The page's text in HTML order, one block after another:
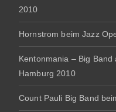
2010
Hornstrom beim Jazz
Kentonmania – Big
Hamburg 2010
Count Pauli Big Band